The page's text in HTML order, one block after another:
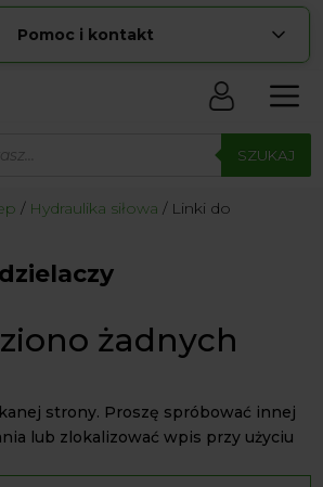
Pomoc i kontakt
pokaż numer
... pokaż numer
klienta czynne Pn-Sb: 8:00 – 20:00
SZUKAJ
Hydraulika siłowa
Linki do
żadnych
strony. Proszę spróbować innej
lub zlokalizować wpis przy użyciu